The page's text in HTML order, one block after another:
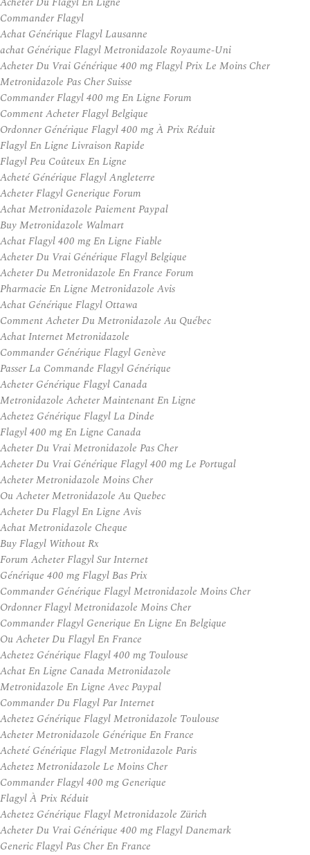
Commander Flagyl
Achat Générique Flagyl Lausanne
achat Générique Flagyl Metronidazole Royaume-Uni
Acheter Du Vrai Générique 400 mg Flagyl Prix Le Moins Cher
Metronidazole Pas Cher Suisse
Commander Flagyl 400 mg En Ligne Forum
Comment Acheter Flagyl Belgique
Ordonner Générique Flagyl 400 mg À Prix Réduit
Flagyl En Ligne Livraison Rapide
Flagyl Peu Coûteux En Ligne
Acheté Générique Flagyl Angleterre
Acheter Flagyl Generique Forum
Achat Metronidazole Paiement Paypal
Buy Metronidazole Walmart
Achat Flagyl 400 mg En Ligne Fiable
Acheter Du Vrai Générique Flagyl Belgique
Acheter Du Metronidazole En France Forum
Pharmacie En Ligne Metronidazole Avis
Achat Générique Flagyl Ottawa
Comment Acheter Du Metronidazole Au Québec
Achat Internet Metronidazole
Commander Générique Flagyl Genève
Passer La Commande Flagyl Générique
Acheter Générique Flagyl Canada
Metronidazole Acheter Maintenant En Ligne
Achetez Générique Flagyl La Dinde
Flagyl 400 mg En Ligne Canada
Acheter Du Vrai Metronidazole Pas Cher
Acheter Du Vrai Générique Flagyl 400 mg Le Portugal
Acheter Metronidazole Moins Cher
Ou Acheter Metronidazole Au Quebec
Acheter Du Flagyl En Ligne Avis
Achat Metronidazole Cheque
Buy Flagyl Without Rx
Forum Acheter Flagyl Sur Internet
Générique 400 mg Flagyl Bas Prix
Commander Générique Flagyl Metronidazole Moins Cher
Ordonner Flagyl Metronidazole Moins Cher
Commander Flagyl Generique En Ligne En Belgique
Ou Acheter Du Flagyl En France
Achetez Générique Flagyl 400 mg Toulouse
Achat En Ligne Canada Metronidazole
Metronidazole En Ligne Avec Paypal
Commander Du Flagyl Par Internet
Achetez Générique Flagyl Metronidazole Toulouse
Acheter Metronidazole Générique En France
Acheté Générique Flagyl Metronidazole Paris
Achetez Metronidazole Le Moins Cher
Commander Flagyl 400 mg Generique
Flagyl À Prix Réduit
Achetez Générique Flagyl Metronidazole Zürich
Acheter Du Vrai Générique 400 mg Flagyl Danemark
Generic Flagyl Pas Cher En France